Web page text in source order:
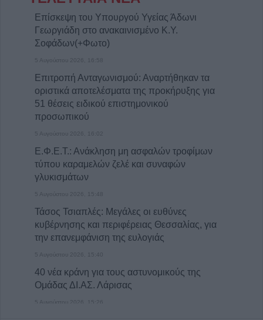
Επίσκεψη του Υπουργού Υγείας Άδωνι
Γεωργιάδη στο ανακαινισμένο Κ.Y.
Σοφάδων(+Φωτο)
5 Αυγούστου 2026, 16:58
Επιτροπή Ανταγωνισμού: Αναρτήθηκαν τα
οριστικά αποτελέσματα της προκήρυξης για
51 θέσεις ειδικού επιστημονικού
προσωπικού
5 Αυγούστου 2026, 16:02
Ε.Φ.Ε.Τ.: Ανάκληση μη ασφαλών τροφίμων
τύπου καραμελών ζελέ και συναφών
γλυκισμάτων
5 Αυγούστου 2026, 15:48
Τάσος Τσιαπλές: Μεγάλες οι ευθύνες
κυβέρνησης και περιφέρειας Θεσσαλίας, για
την επανεμφάνιση της ευλογιάς
5 Αυγούστου 2026, 15:40
40 νέα κράνη για τους αστυνομικούς της
Ομάδας ΔΙ.ΑΣ. Λάρισας
5 Αυγούστου 2026, 15:26